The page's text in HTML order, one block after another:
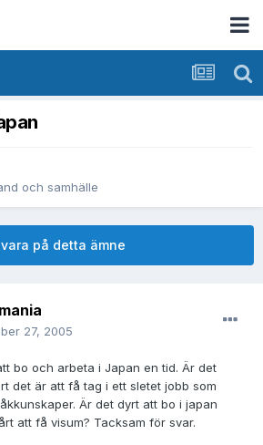
och samhälle
på detta ämne
27, 2005
bo och arbeta i Japan en tid. Är det
det är att få tag i ett sletet jobb som
Är det dyrt att bo i japan
att få visum? Tacksam för svar.